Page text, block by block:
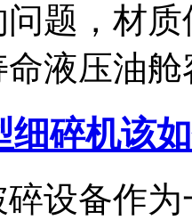
题，材
液压油舱
细碎机该
设备作